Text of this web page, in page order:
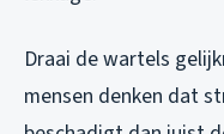
Draai de wartels
mensen denken dat